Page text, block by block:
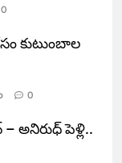
0
కుటుంబాల
0
అనిరుధ్ పెళ్లి..